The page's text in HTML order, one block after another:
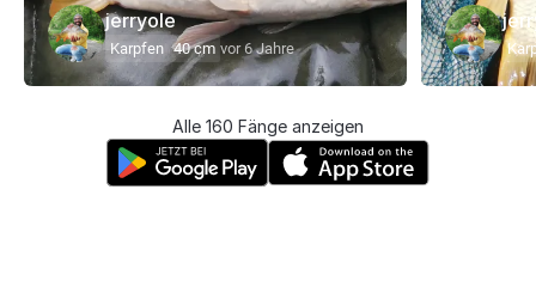
jerryole
Karpfen 40 cm vor 6 Jahre
Alle 160 Fänge anzeigen